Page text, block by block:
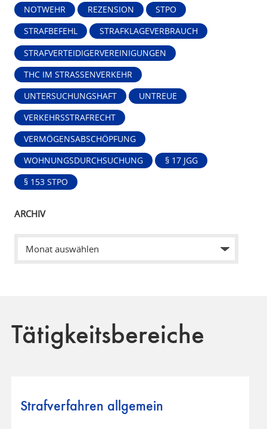
NOTWEHR REZENSION STPO
STRAFBEFEHL STRAFKLAGEVERBRAUCH
STRAFVERTEIDIGERVEREINIGUNGEN
THC IM STRASSENVERKEHR
UNTERSUCHUNGSHAFT UNTREUE
VERKEHRSSTRAFRECHT
VERMÖGENSABSCHÖPFUNG
WOHNUNGSDURCHSUCHUNG § 17 JGG
§ 153 STPO
ARCHIV
Tätigkeitsbereiche
Strafverfahren allgemein